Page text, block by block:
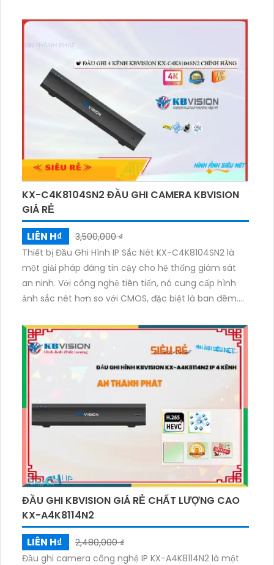
nhất để đảm bảo hình ảnh sắc nét. Ngoài ra, nó còn
H.265+/H.265/H.264+/H.264 có mặt trên đầu ghi này
để tăng cường khả năng nén video.
KX-C4K8104SN2 ĐẦU GHI CAMERA KBVISION
GIÁ RẺ
LIÊN H₫
3,500,000 ₫
Thiết bị Đầu Ghi Hình IP Sắc Nét KX-C4K8104SN2 là
một giải pháp đáng tin cậy cho hệ thống giám sát
an ninh. Với công nghệ tiên tiến, nó cung cấp hình
ảnh sắc nét hơn so với CMOS, đặc biệt là ban đêm.
năng tái sử dụng dữ liệu. Hỗ trợ
H.265+/H.265/H.264+/H.264, giúp giảm băng thông
và tiết kiệm dung lượng lưu trữ. Đáng chú ý, nó cũng
dàng với các thiết bị khác.
ĐẦU GHI KBVISION GIÁ RẺ CHẤT LƯỢNG CAO
KX-A4K8114N2
LIÊN H₫
2,480,000 ₫
Đầu ghi camera công nghệ IP KX-A4K8114N2 là một